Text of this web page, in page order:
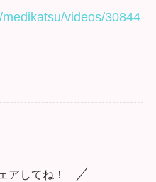
videos/30844
アしてね！